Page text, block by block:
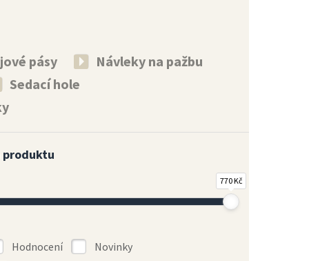
pásy
Návleky na pažbu
Sedací hole
produktu
770 Kč
Hodnocení
Novinky